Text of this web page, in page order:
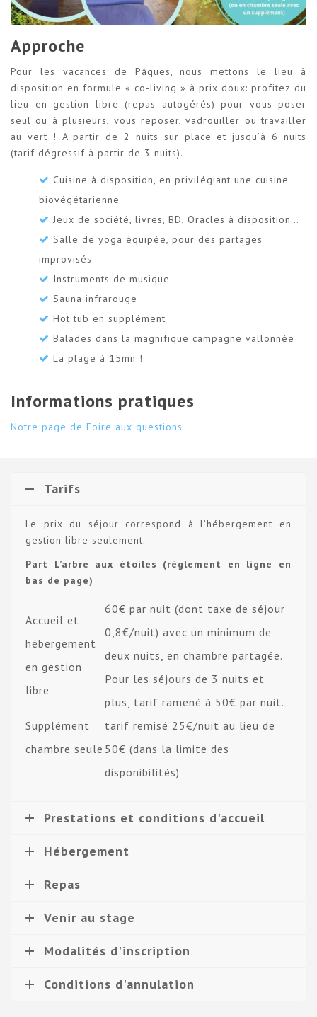
Approche
Pour les vacances de Pâques, nous mettons le lieu à
disposition en formule « co-living » à prix doux: profitez du
lieu en gestion libre (repas autogérés) pour vous poser
seul ou à plusieurs, vous reposer, vadrouiller ou travailler
au vert ! A partir de 2 nuits sur place et jusqu’à 6 nuits
(tarif dégressif à partir de 3 nuits).
Cuisine à disposition, en privilégiant une cuisine
biovégétarienne
Jeux de société, livres, BD, Oracles à disposition…
Salle de yoga équipée, pour des partages
improvisés
Instruments de musique
Sauna infrarouge
Hot tub en supplément
Balades dans la magnifique campagne vallonnée
La plage à 15mn !
Informations pratiques
Notre page de Foire aux questions
Tarifs
Le prix du séjour correspond à l’hébergement en
gestion libre seulement.
Part L’arbre aux étoiles (règlement en ligne en
bas de page)
Accueil et
hébergement
en gestion
libre
60€ par nuit (dont taxe de séjour
0,8€/nuit) avec un minimum de
deux nuits, en chambre partagée.
Pour les séjours de 3 nuits et
plus, tarif ramené à 50€ par nuit.
Supplément
chambre seule
tarif remisé 25€/nuit au lieu de
50€ (dans la limite des
disponibilités)
Prestations et conditions d'accueil
Hébergement
Repas
Venir au stage
Modalités d'inscription
Conditions d'annulation